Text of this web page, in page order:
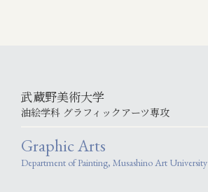
武蔵野美術大学
油絵学科 グラフィックアーツ専攻
Graphic Arts
Department of Painting, Musashino Art University